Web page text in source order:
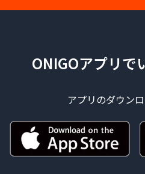
ONIGOアプリで
アプリのダウン